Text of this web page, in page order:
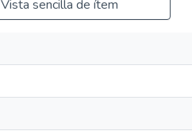
Vista sencilla de ítem